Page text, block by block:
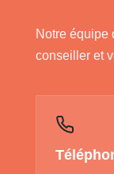
Notre équipe
conseiller et